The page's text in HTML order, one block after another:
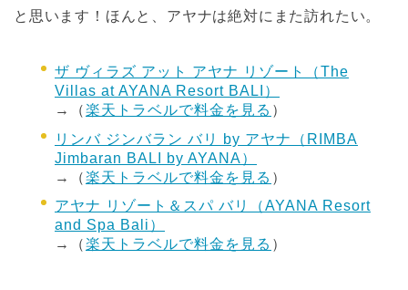
と思います！ほんと、アヤナは絶対にまた訪れたい。
ザ ヴィラズ アット アヤナ リゾート（The
Villas at AYANA Resort BALI）
→（楽天トラベルで料金を見る ）
リンバ ジンバラン バリ by アヤナ（RIMBA
Jimbaran BALI by AYANA）
→（楽天トラベルで料金を見る ）
アヤナ リゾート＆スパ バリ（AYANA Resort
and Spa Bali）
→（楽天トラベルで料金を見る ）